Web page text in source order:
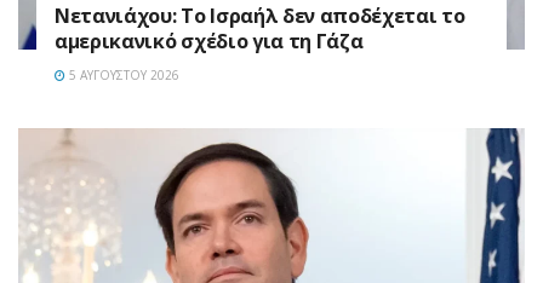
Νετανιάχου: Το Ισραήλ δεν αποδέχεται το
αμερικανικό σχέδιο για τη Γάζα
5 ΑΥΓΟΎΣΤΟΥ 2026